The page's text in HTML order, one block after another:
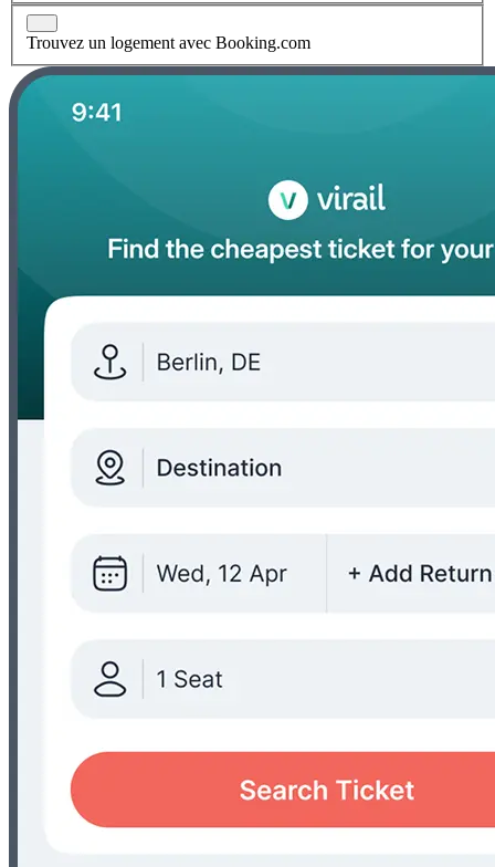
Trouvez un logement avec Booking.com